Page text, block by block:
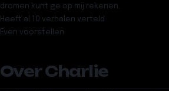
dromen kunt ge op mij rekenen.
Heeft al 10 verhalen verteld
Even voorstellen
OverCharlie